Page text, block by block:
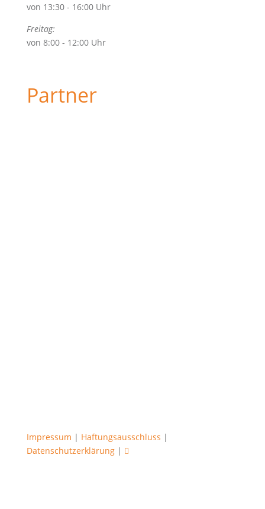
von 13:30 - 16:00 Uhr
Freitag:
von 8:00 - 12:00 Uhr
Partner
Impressum | Haftungsausschluss |
Datenschutzerklärung| 